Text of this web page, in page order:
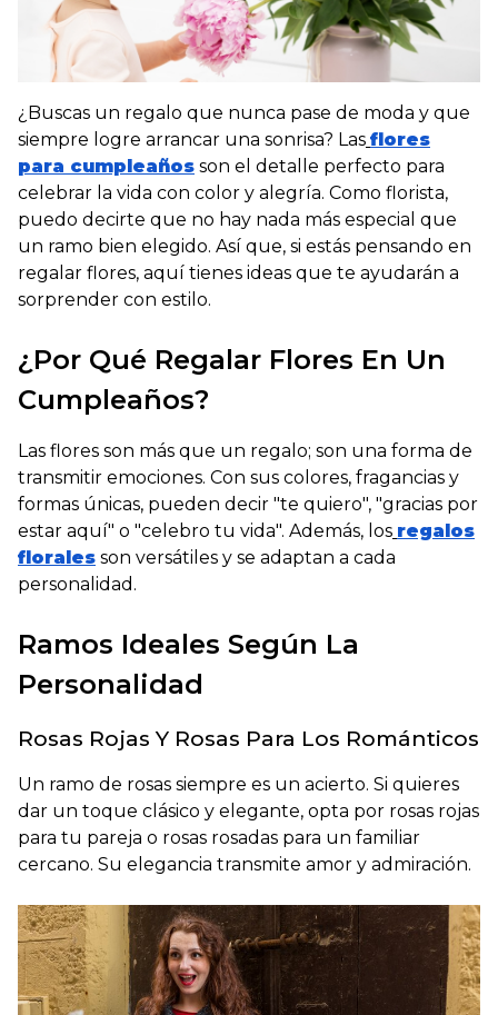
¿ Buscas un regalo que nunca pase de moda y que
siempre logre arrancar una sonrisa? Las flores
para cumpleaños son el detalle perfecto para
celebrar la vida con color y alegría. Como florista,
puedo decirte que no hay nada más especial que
un ramo bien elegido. Así que, si estás pensando en
regalar flores, aquí tienes ideas que te ayudarán a
sorprender con estilo.
¿Por Qué Regalar Flores En Un
Cumpleaños?
Las flores son más que un regalo; son una forma de
transmitir emociones. Con sus colores, fragancias y
formas únicas, pueden decir "te quiero", "gracias por
estar aquí" o "celebro tu vida". Además, los regalos
florales son versátiles y se adaptan a cada
personalidad.
Ramos Ideales Según La
Personalidad
Rosas Rojas Y Rosas Para Los Románticos
Un ramo de rosas siempre es un acierto. Si quieres
dar un toque clásico y elegante, opta por rosas rojas
para tu pareja o rosas rosadas para un familiar
cercano. Su elegancia transmite amor y admiración.